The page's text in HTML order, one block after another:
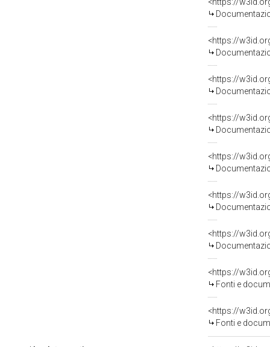
<https://
Fonti e
<https://
Fonti e